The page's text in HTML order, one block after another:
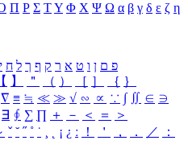
Π Ρ Σ ΤΥ Φ Χ Ψ Ω α β γ δ ε ζ η
פ ם ן ו ט א ר ק ף ך ל ח י
【 】 ＂ （ ） ［ ］ ｛ ｝
∇ ≡ ≒ ≪ ≫ √ ∽ ∝ ∵ ∫ ∬ ∈ ∋
∃ ∮ ∑ ∏ ＋ － ＜ ＝
＞
ˇ ˘ ˝ ˚ ˙ ¸ ¡ ¿ ː ！ ＇ ， ． ／
：